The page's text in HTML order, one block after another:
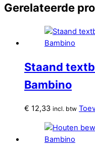
Gerelateerde
Staand
Bambino
€ 12,33 incl. btw